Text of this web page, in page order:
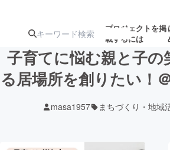
プロジェクトを掲
載するには
ターン
ジェクト
募集
ロジ
子育てに悩む親と子の
る居場所を創りたい！
masa1957 まちづくり・地域